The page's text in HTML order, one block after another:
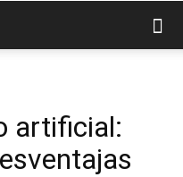
artificial: